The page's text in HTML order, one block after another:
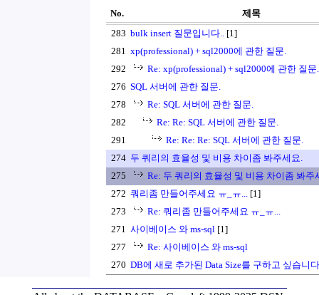
No.
제목
283 bulk insert 질문입니다.. [1]
281 xp(professional) + sql2000에 관한 질문.
292
Re: xp(professional) + sql2000에 관한 질문.
276 SQL 서버에 관한 질문.
278
Re: SQL 서버에 관한 질문.
282
Re: Re: SQL 서버에 관한 질문.
291
Re: Re: Re: SQL 서버에 관한 질문.
274 두 쿼리의 효율성 및 비용 차이좀 봐주세요.
275
Re: 두 쿼리의 효율성 및 비용 차이좀 봐주
272 쿼리좀 만들어주세요 ㅠ_ㅠ... [1]
273
Re: 쿼리좀 만들어주세요 ㅠ_ㅠ...
271 사이베이스 와 ms-sql [1]
277
Re: 사이베이스 와 ms-sql
270 DB에 새로 추가된 Data Size를 구하고 싶습니